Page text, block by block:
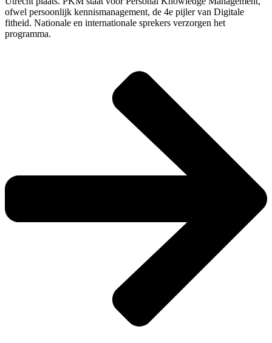
ofwel persoonlijk kennismanagement, de 4e pijler van Digitale
fitheid. Nationale en internationale sprekers verzorgen het
programma.